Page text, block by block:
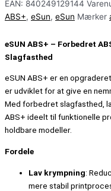
EAN: 840249129144
ABS+, eSun, eSun Mærker
eSUN ABS+ – Forbedret
Slagfasthed
eSUN ABS+ er en
er udviklet for at give en
Med forbedret slagfasthed,
ABS+ ideelt til funktionelle
holdbare modeller.
Fordele
Lav krympning:
mere stabil